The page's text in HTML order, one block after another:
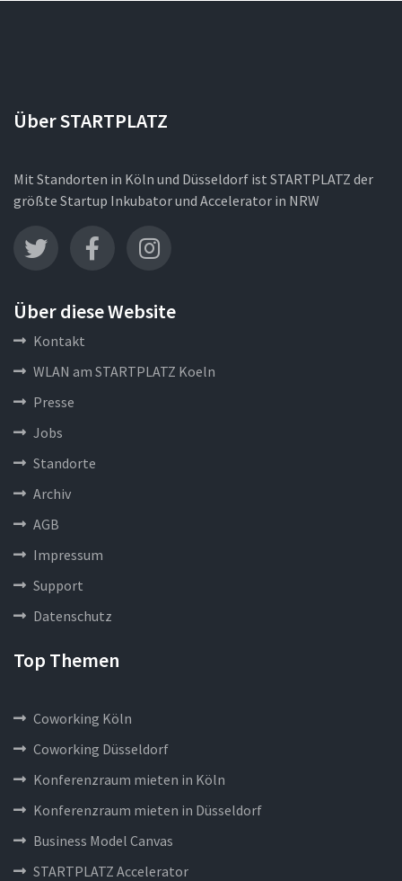
Über STARTPLATZ
Mit Standorten in Köln und Düsseldorf ist STARTPLATZ der
größte Startup Inkubator und Accelerator in NRW
Über diese Website
Kontakt
WLAN am STARTPLATZ Koeln
Presse
Jobs
Standorte
Archiv
AGB
Impressum
Support
Datenschutz
Top Themen
Coworking Köln
Coworking Düsseldorf
Konferenzraum mieten in Köln
Konferenzraum mieten in Düsseldorf
Business Model Canvas
STARTPLATZ Accelerator